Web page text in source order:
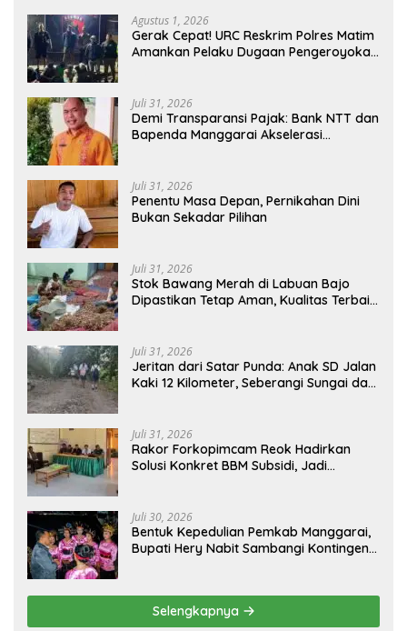
Agustus 1, 2026
Gerak Cepat! URC Reskrim Polres Matim
Amankan Pelaku Dugaan Pengeroyokan
Juli 31, 2026
​Demi Transparansi Pajak: Bank NTT dan
Bapenda Manggarai Akselerasi
Juli 31, 2026
Penentu Masa Depan, Pernikahan Dini
Bukan Sekadar Pilihan
Juli 31, 2026
Stok Bawang Merah di Labuan Bajo
Dipastikan Tetap Aman, Kualitas Terbaik
Juli 31, 2026
Jeritan dari Satar Punda: Anak SD Jalan
Kaki 12 Kilometer, Seberangi Sungai dan
Juli 31, 2026
Rakor Forkopimcam Reok Hadirkan
Solusi Konkret BBM Subsidi, Jadi
Juli 30, 2026
Bentuk Kepedulian Pemkab Manggarai,
Bupati Hery Nabit Sambangi Kontingen
Selengkapnya